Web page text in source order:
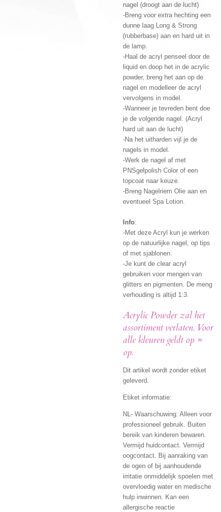
nagel (droogt aan de lucht)
-Breng voor extra hechting een
dunne laag Long & Strong
(rubberbase) aan en hard uit in
de lamp.
-Haal de acryl penseel door de
liquid en doop het in de acrylic
powder, breng het aan op de
nagel en modelleer de acryl
vervolgens in model.
-Wanneer je tevreden bent doe
je de volgende nagel. (Acryl
hard uit aan de lucht)
-Na het uitharden vijl je de
nagels in model.
-Werk de nagel af met
PNSgelpolish Color of een
topcoat naar keuze.
-Breng Nagelriem Olie aan en
eventueel Spa Lotion.
Info:
-Met deze Acryl kun je werken
op de natuurlijke nagel, op tips
of met sjablonen.
-Je kunt de clear acryl
gebruiken voor mengen van
glitters en pigmenten. De meng
verhouding is altijd 1:3.
Acrylic Powder zal het
assortiment verlaten. Voor
alle kleuren geldt op =
op.
Dit artikel wordt zonder etiket
geleverd.
Etiket informatie:
NL- Waarschuwing: Alleen voor
professioneel gebruik. Buiten
bereik van kinderen bewaren.
Vermijd huidcontact. Vermijd
oogcontact. Bij aanraking van
de ogen of bij aanhoudende
irritatie onmiddelijk spoelen met
overvloedig water en medische
hulp inwinnen. Kan een
allergische reactie